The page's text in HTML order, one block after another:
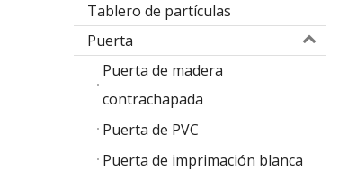
Tablero de partículas
Puerta
Puerta de madera
contrachapada
Puerta de PVC
Puerta de imprimación blanca